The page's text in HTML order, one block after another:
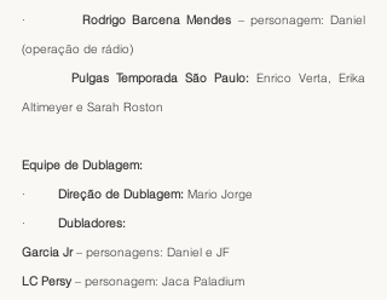
· Rodrigo Barcena Mendes – personagem: Daniel
(operação de rádio)
Pulgas Temporada São Paulo: Enrico Verta, Erika
Altimeyer e Sarah Roston
Equipe de Dublagem:
· Direção de Dublagem: Mario Jorge
· Dubladores:
Garcia Jr – personagens: Daniel e JF
LC Persy – personagem: Jaca Paladium